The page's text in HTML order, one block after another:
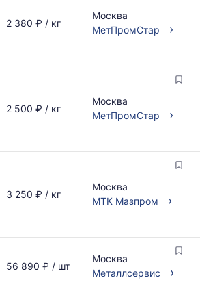
2 380 ₽ / кг
Москва
МетПромСтар
›
2 500 ₽ / кг
Москва
МетПромСтар
›
3 250 ₽ / кг
Москва
МТК Мазпром
›
56 890 ₽ / шт
Москва
Металлсервис
›